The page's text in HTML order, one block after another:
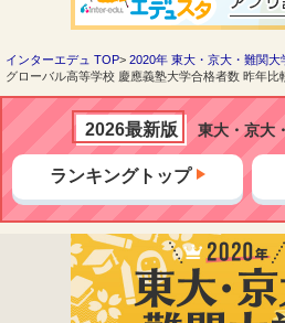
ド
ッ
ト
インターエデュ TOP 2020年 東大・京大・難関
グローバル高等学校 慶應義塾大学合格者数 昨年比
2026最新版 東大・京大
ランキングトップ